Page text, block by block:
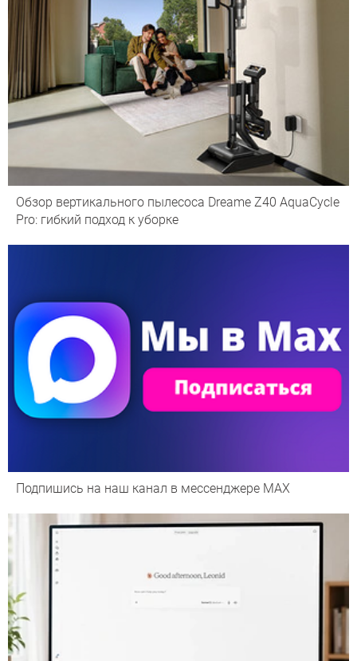
Обзор вертикального пылесоса Dreame Z40 AquaCycle
Pro: гибкий подход к уборке
Подпишись на наш канал в мессенджере МАХ